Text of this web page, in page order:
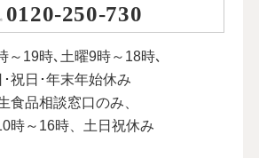
0120-250-730
～19時､土曜9時～18時､
･祝日･年末年始休み
食品相談窓口のみ、
時～16時、土日祝休み